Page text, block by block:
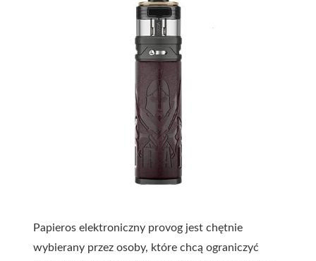
Papieros elektroniczny provog jest chętnie
wybierany przez osoby, które chcą ograniczyć